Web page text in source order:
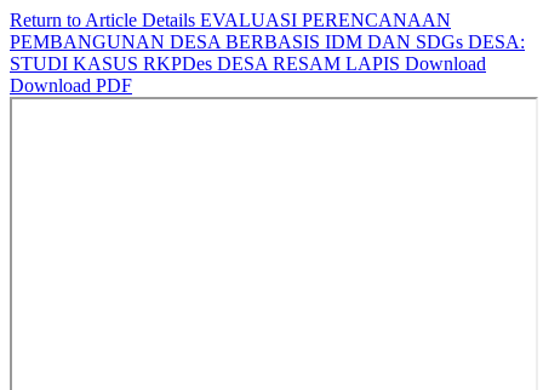
Return to Article Details EVALUASI PERENCANAAN
PEMBANGUNAN DESA BERBASIS IDM DAN SDGs DESA:
STUDI KASUS RKPDes DESA RESAM LAPIS Download
Download PDF